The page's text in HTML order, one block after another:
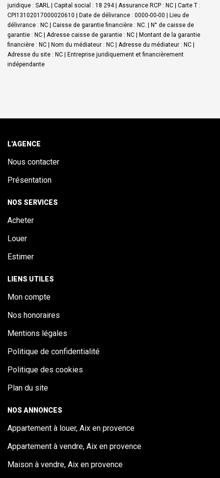
juridique : SARL | Capital social : 18 294 | Assurance RCP : NC | Carte T :
CPI13102017000020610 | Date de délivrance : 0000-00-00 | Lieu de
délivrance : NC | Caisse de garantie financière : NC. | N° de caisse de
garantie : NC | Adresse caisse de garantie : NC | Montant de la garantie
financière : NC | Nom du médiateur : NC | Adresse du médiateur : NC |
Adresse du site : NC | Entreprise juridiquement et financièrement
indépendante
L'AGENCE
Nous contacter
Présentation
NOS SERVICES
Acheter
Louer
Estimer
LIENS UTILES
Mon compte
Nos honoraires
Mentions légales
Politique de confidentialité
Politique des cookies
Plan du site
NOS ANNONCES
Appartement à louer, Aix en provence
Appartement à vendre, Aix en provence
Maison à vendre, Aix en provence